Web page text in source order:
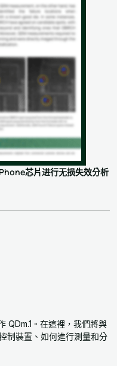
芯片进行无损失效分析
QDm.1。在這裡，我們將與
制裝置、如何進行測量和分